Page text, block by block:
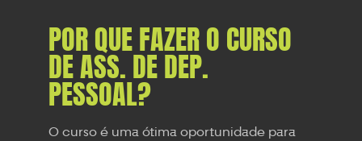
POR QUE FAZER O CURSO
DE ASS. DE DEP.
PESSOAL?
O curso é uma ótima oportunidade para